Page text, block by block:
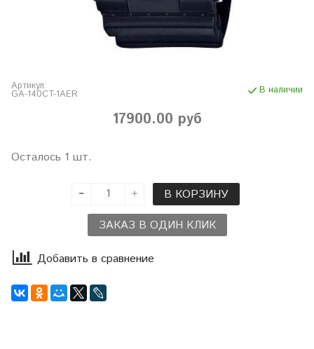
Артикул:
GA-140CT-1AER В наличии
17900.00 руб
Осталось 1 шт.
В КОРЗИНУ
ЗАКАЗ В ОДИН КЛИК
Добавить в сравнение